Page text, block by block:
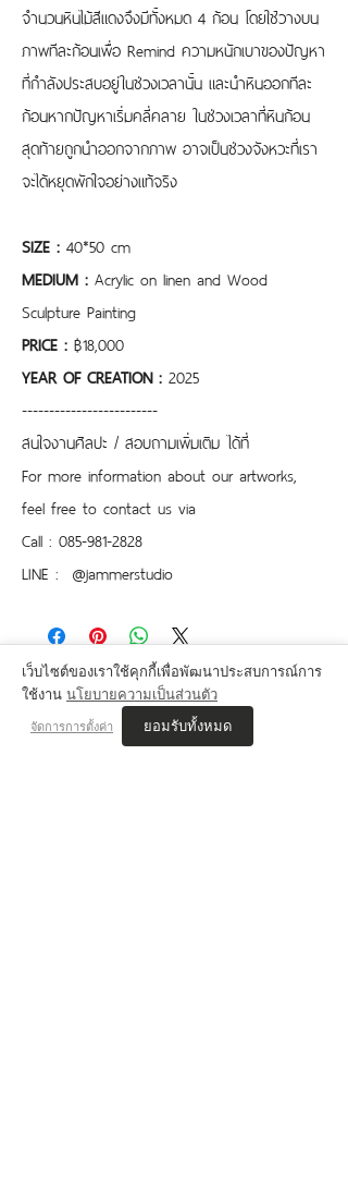
จำนวนหินไม้สีแดงจึงมีทั้งหมด 4 ก้อน โดยใช้วางบน
ภาพทีละก้อนเพื่อ Remind ความหนักเบาของปัญหา
ที่กำลังประสบอยู่ในช่วงเวลานั้น และนำหินออกทีละ
ก้อนหากปัญหาเริ่มคลี่คลาย ในช่วงเวลาที่หินก้อน
สุดท้ายถูกนำออกจากภาพ อาจเป็นช่วงจังหวะที่เรา
จะได้หยุดพักใจอย่างแท้จริง
SIZE : 40*50 cm
MEDIUM : Acrylic on linen and Wood
Sculpture Painting
PRICE : ฿18,000
YEAR OF CREATION : 2025
-------------------------
สนใจงานศิลปะ / สอบถามเพิ่มเติม ได้ที่
For more information about our artworks,
feel free to contact us via
Call : 085-981-2828
LINE :  @jammerstudio
เว็บไซต์ของเราใช้คุกกี้เพื่อพัฒนาประสบการณ์การ
ใช้งาน นโยบายความเป็นส่วนตัว
จัดการการตั้งค่า ยอมรับทั้งหมด